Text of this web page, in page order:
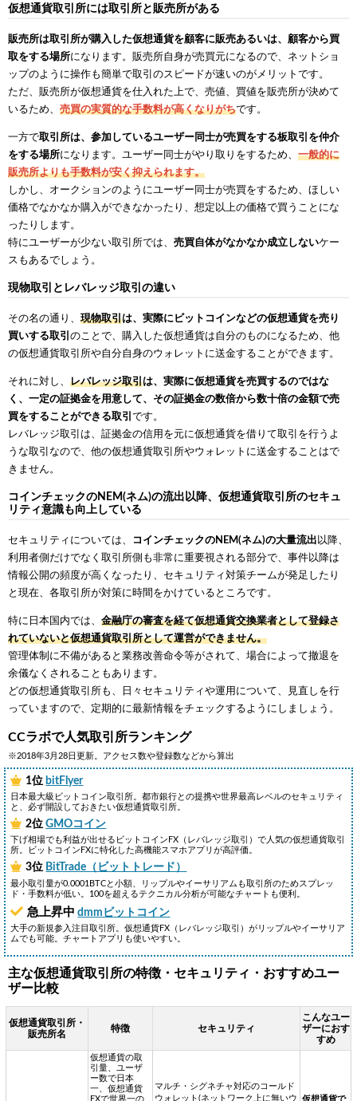
仮想通貨取引所には取引所と販売所がある
販売所は取引所が購入した仮想通貨を顧客に販売あるいは、顧客から買
取をする場所になります。販売所自身が売買元になるので、ネットショ
ップのように操作も簡単で取引のスピードが速いのがメリットです。
ただ、販売所が仮想通貨を仕入れた上で、売値、買値を販売所が決めて
いるため、 売買の実質的な手数料が高くなりがちです。
一方で取引所は、参加しているユーザー同士が売買をする板取引を仲介
をする場所になります。ユーザー同士がやり取りをするため、 一般的に
販売所よりも手数料が安く抑えられます。
しかし、オークションのようにユーザー同士が売買をするため、ほしい
価格でなかなか購入ができなかったり、想定以上の価格で買うことにな
ったりします。
特にユーザーが少ない取引所では、 売買自体がなかなか成立しないケー
スもあるでしょう。
現物取引とレバレッジ取引の違い
その名の通り、 現物取引は、実際にビットコインなどの仮想通貨を売り
買いする取引 のことで、購入した仮想通貨は自分のものになるため、他
の仮想通貨取引所や自分自身のウォレットに送金することができます。
それに対し、 レバレッジ取引は、実際に仮想通貨を売買するのではな
く、一定の証拠金を用意して、その証拠金の数倍から数十倍の金額で売
買をすることができる取引 です。
レバレッジ取引は、証拠金の信用を元に仮想通貨を借りて取引を行うよ
うな取引なので、他の仮想通貨取引所やウォレットに送金することはで
きません。
コインチェックのNEM(ネム)の流出以降、仮想通貨取引所のセキュ
リティ意識も向上している
セキュリティについては、 コインチェックのNEM(ネム)の大量流出 以降、
利用者側だけでなく取引所側も非常に重要視される部分で、事件以降は
情報公開の頻度が高くなったり、セキュリティ対策チームが発足したり
と現在、各取引所が対策に時間をかけているところです。
特に日本国内では、 金融庁の審査を経て仮想通貨交換業者として登録さ
れていないと仮想通貨取引所として運営ができません。
管理体制に不備があると業務改善命令等がされて、場合によって撤退を
余儀なくされることもあります。
どの仮想通貨取引所も、日々セキュリティや運用について、見直しを行
っていますので、定期的に最新情報をチェックするようにしましょう。
CCラボで人気取引所ランキング
※2018年3月28日更新。アクセス数や登録数などから算出
1位 bitFlyer
日本最大級ビットコイン取引所。都市銀行との提携や世界最高レベルのセキュリティ
と、必ず開設しておきたい仮想通貨取引所。
2位GMOコイン
下げ相場でも利益が出せるビットコインFX（レバレッジ取引）で人気の仮想通貨取引
所。ビットコインFXに特化した高機能スマホアプリが高評価。
3位 BitTrade（ビットトレード）
最小取引量が0.0001BTCと小額、リップルやイーサリアムも取引所のためスプレッ
ド・手数料が低い。100を超えるテクニカル分析が可能なチャートも便利。
急上昇中 dmmビットコイン
大手の新規参入注目取引所。仮想通貨FX（レバレッジ取引）がリップルやイーサリア
ムでも可能。チャートアプリも使いやすい。
主な仮想通貨取引所の特徴・セキュリティ・おすすめユー
ザー比較
仮想通貨取引所・
販売所名
特徴 セキュリティ
こんなユー
ザーにおす
すめ
仮想通貨の取
引量、ユーザ
ー数で日本
一、仮想通貨
FXで世界一の
マルチ・シグネチャ対応のコールド
ウォレット(ネットワーク上に無いウ
仮想通貨で